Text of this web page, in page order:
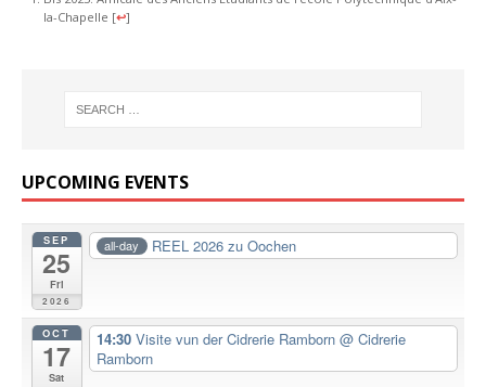
la-Chapelle [↩]
UPCOMING EVENTS
SEP
25
Fri
2026
all-day REEL 2026 zu Oochen
OCT
17
Sat
14:30 Visite vun der Cidrerie Ramborn @ Cidrerie
Ramborn